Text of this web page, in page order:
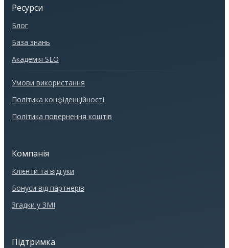
Ресурси
Блог
База знань
Академія SEO
Умови використання
Політика конфіденційності
Політика повернення коштів
Компанія
Клієнти та відгуки
Бонуси від партнерів
Згадки у ЗМІ
Підтримка